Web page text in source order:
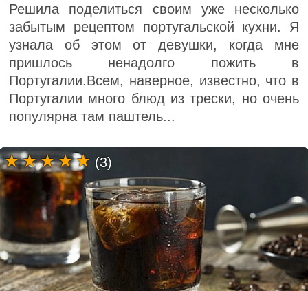
Решила поделиться своим уже несколько
забытым рецептом португальской кухни. Я
узнала об этом от девушки, когда мне
пришлось ненадолго пожить в
Португалии.Всем, наверное, известно, что в
Португалии много блюд из трески, но очень
популярна там паштель...
(3)